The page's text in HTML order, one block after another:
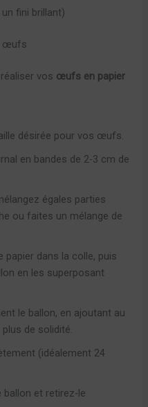
fini brillant)
œufs
vos œufs en papier
désirée pour vos œufs.
en bandes de 2-3 cm de
égales parties
ou faites un mélange de
papier dans la colle, puis
en les superposant
le ballon, en ajoutant au
de solidité.
(idéalement 24
ballon et retirez-le